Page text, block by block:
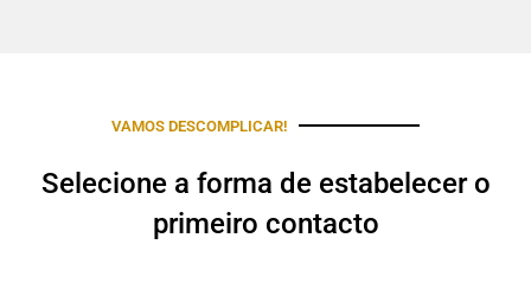
VAMOS DESCOMPLICAR!
Selecione a forma de estabelecer o
primeiro contacto